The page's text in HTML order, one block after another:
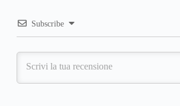
Subscribe